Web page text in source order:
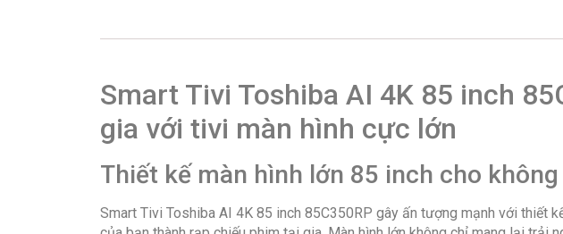
Smart Tivi Toshiba AI 4K 85 inch
gia với tivi màn hình cực lớn
Thiết kế màn hình lớn 85 inch cho
Smart Tivi Toshiba AI 4K 85 inch 85C350RP gây ấn tượng mạnh với thiết